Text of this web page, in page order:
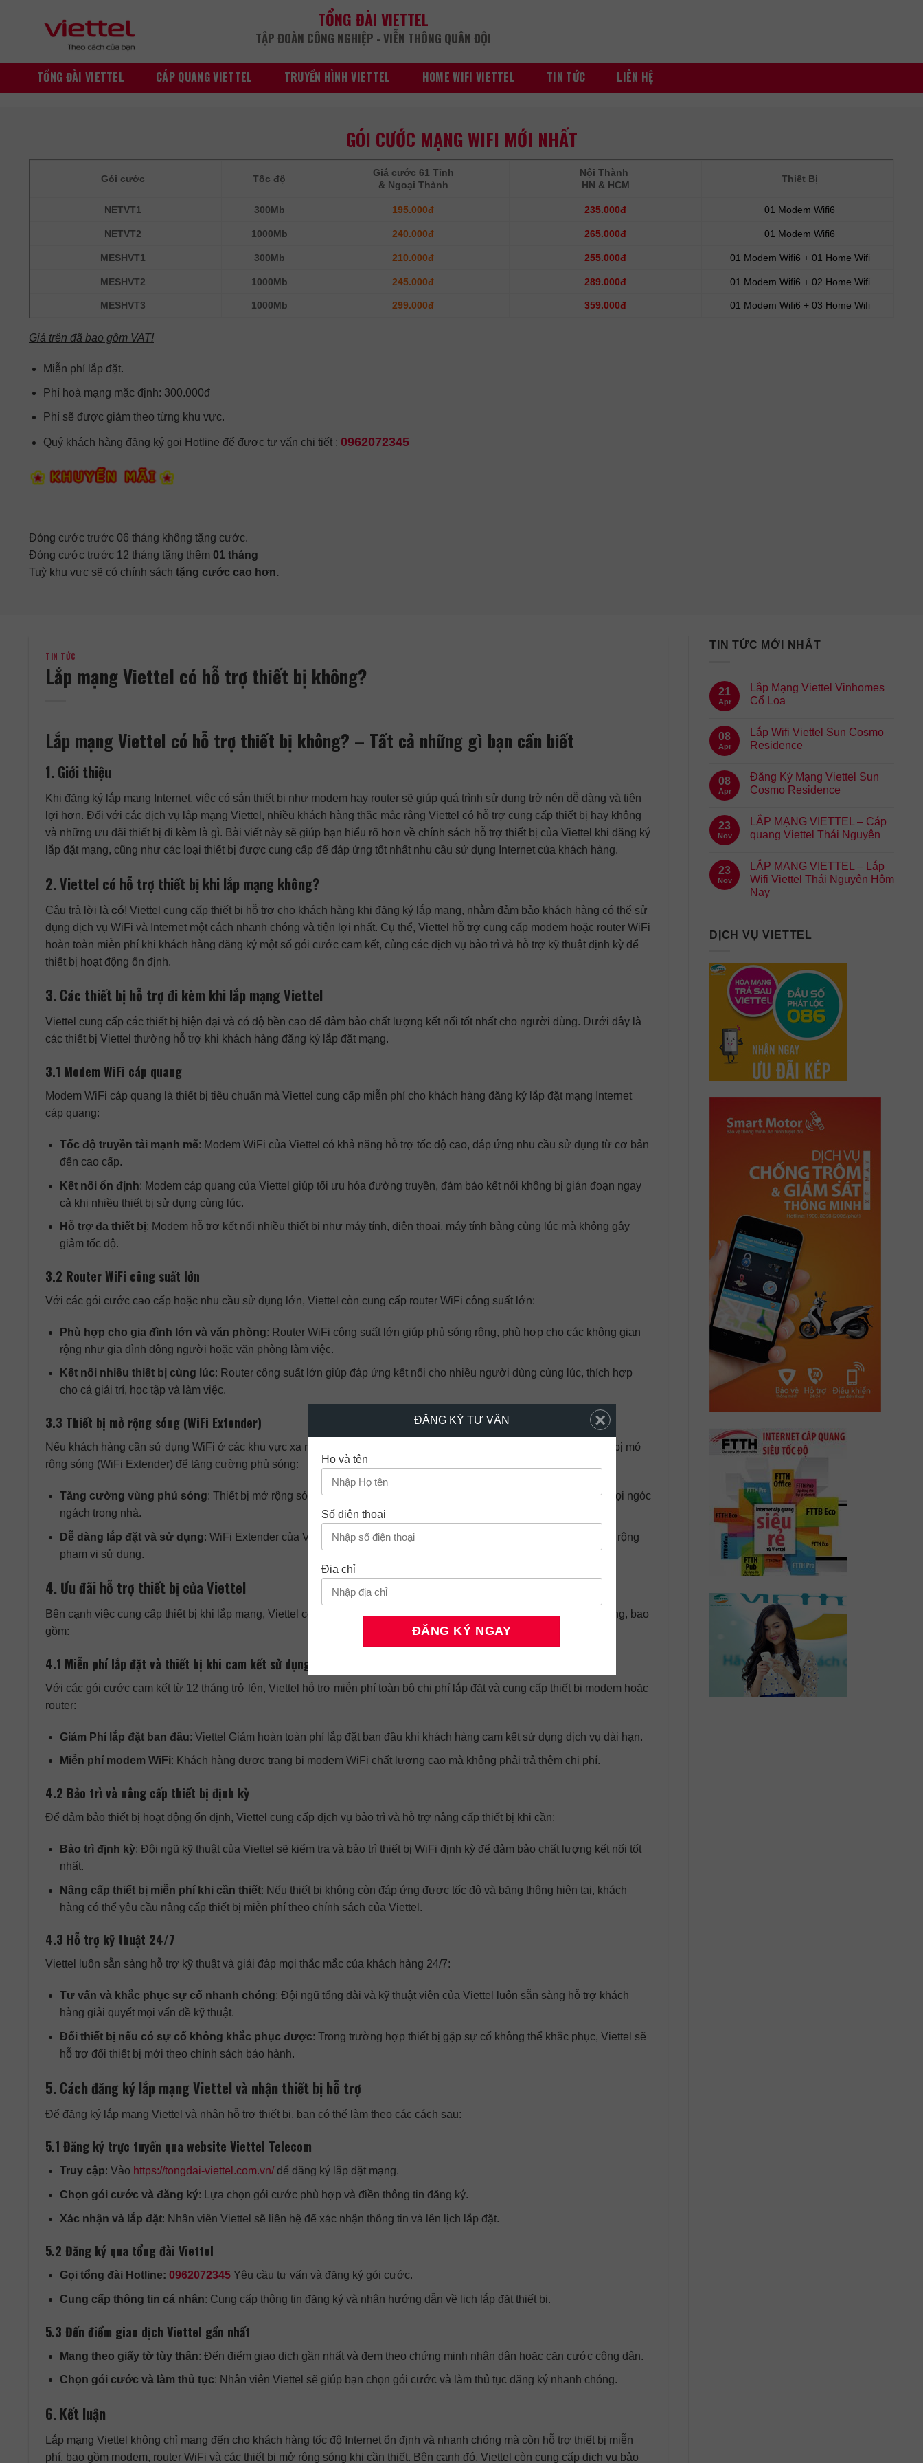
TỔNG ĐÀI VIETTEL
TẬP ĐOÀN CÔNG NGHIỆP - VIỄN THÔNG QUÂN ĐỘI
TỔNG ĐÀI VIETTEL CÁP QUANG VIETTEL TRUYỀN HÌNH VIETTEL HOME WIFI VIETTEL TIN TỨC LIÊN HỆ
GÓI CƯỚC MẠNG WIFI MỚI NHẤT
Gói cước Tốc độ
Giá cước 61 Tỉnh
& Ngoại Thành
Nội Thành
HN & HCM
Thiết Bị
NETVT1 300Mb 195.000đ 235.000đ 01 Modem Wifi6
NETVT2 1000Mb 240.000đ 265.000đ 01 Modem Wifi6
MESHVT1 300Mb 210.000đ 255.000đ 01 Modem Wifi6 + 01 Home Wifi
MESHVT2 1000Mb 245.000đ 289.000đ 01 Modem Wifi6 + 02 Home Wifi
MESHVT3 1000Mb 299.000đ 359.000đ 01 Modem Wifi6 + 03 Home Wifi
Giá trên đã bao gồm VAT!
Miễn phí lắp đặt.
Phí hoà mạng mặc định: 300.000đ
Phí sẽ được giảm theo từng khu vực.
Quý khách hàng đăng ký gọi Hotline để được tư vấn chi tiết : 0962072345
Đóng cước trước 06 tháng không tặng cước.
Đóng cước trước 12 tháng tặng thêm 01 tháng
Tuỳ khu vực sẽ có chính sách tặng cước cao hơn.
TIN TỨC
Lắp mạng Viettel có hỗ trợ thiết bị không?
Lắp mạng Viettel có hỗ trợ thiết bị không? – Tất cả những gì bạn cần biết
1. Giới thiệu
Khi đăng ký lắp mạng Internet, việc có sẵn thiết bị như modem hay router sẽ giúp quá trình sử dụng trở nên dễ dàng và tiện
lợi hơn. Đối với các dịch vụ lắp mạng Viettel, nhiều khách hàng thắc mắc rằng Viettel có hỗ trợ cung cấp thiết bị hay không
và những ưu đãi thiết bị đi kèm là gì. Bài viết này sẽ giúp bạn hiểu rõ hơn về chính sách hỗ trợ thiết bị của Viettel khi đăng ký
lắp đặt mạng, cũng như các loại thiết bị được cung cấp để đáp ứng tốt nhất nhu cầu sử dụng Internet của khách hàng.
2. Viettel có hỗ trợ thiết bị khi lắp mạng không?
Câu trả lời là có! Viettel cung cấp thiết bị hỗ trợ cho khách hàng khi đăng ký lắp mạng, nhằm đảm bảo khách hàng có thể sử
dụng dịch vụ WiFi và Internet một cách nhanh chóng và tiện lợi nhất. Cụ thể, Viettel hỗ trợ cung cấp modem hoặc router WiFi
hoàn toàn miễn phí khi khách hàng đăng ký một số gói cước cam kết, cùng các dịch vụ bảo trì và hỗ trợ kỹ thuật định kỳ để
thiết bị hoạt động ổn định.
3. Các thiết bị hỗ trợ đi kèm khi lắp mạng Viettel
Viettel cung cấp các thiết bị hiện đại và có độ bền cao để đảm bảo chất lượng kết nối tốt nhất cho người dùng. Dưới đây là
các thiết bị Viettel thường hỗ trợ khi khách hàng đăng ký lắp đặt mạng.
3.1 Modem WiFi cáp quang
Modem WiFi cáp quang là thiết bị tiêu chuẩn mà Viettel cung cấp miễn phí cho khách hàng đăng ký lắp đặt mạng Internet
cáp quang:
Tốc độ truyền tải mạnh mẽ: Modem WiFi của Viettel có khả năng hỗ trợ tốc độ cao, đáp ứng nhu cầu sử dụng từ cơ bản
đến cao cấp.
Kết nối ổn định: Modem cáp quang của Viettel giúp tối ưu hóa đường truyền, đảm bảo kết nối không bị gián đoạn ngay
cả khi nhiều thiết bị sử dụng cùng lúc.
Hỗ trợ đa thiết bị: Modem hỗ trợ kết nối nhiều thiết bị như máy tính, điện thoại, máy tính bảng cùng lúc mà không gây
giảm tốc độ.
3.2 Router WiFi công suất lớn
Với các gói cước cao cấp hoặc nhu cầu sử dụng lớn, Viettel còn cung cấp router WiFi công suất lớn:
Phù hợp cho gia đình lớn và văn phòng: Router WiFi công suất lớn giúp phủ sóng rộng, phù hợp cho các không gian
rộng như gia đình đông người hoặc văn phòng làm việc.
Kết nối nhiều thiết bị cùng lúc: Router công suất lớn giúp đáp ứng kết nối cho nhiều người dùng cùng lúc, thích hợp
cho cả giải trí, học tập và làm việc.
3.3 Thiết bị mở rộng sóng (WiFi Extender)
Nếu khách hàng cần sử dụng WiFi ở các khu vực xa modem hoặc có nhà nhiều tầng, Viettel cung cấp thêm các thiết bị mở
rộng sóng (WiFi Extender) để tăng cường phủ sóng:
Tăng cường vùng phủ sóng: Thiết bị mở rộng sóng giúp tín hiệu WiFi phủ rộng hơn, đảm bảo tín hiệu mạnh ở mọi ngóc
ngách trong nhà.
Dễ dàng lắp đặt và sử dụng: WiFi Extender của Viettel dễ dàng lắp đặt và có thể kết nối với modem chính để mở rộng
phạm vi sử dụng.
4. Ưu đãi hỗ trợ thiết bị của Viettel
Bên cạnh việc cung cấp thiết bị khi lắp mạng, Viettel còn mang đến nhiều ưu đãi hỗ trợ thiết bị hấp dẫn cho khách hàng, bao
gồm:
4.1 Miễn phí lắp đặt và thiết bị khi cam kết sử dụng
Với các gói cước cam kết từ 12 tháng trở lên, Viettel hỗ trợ miễn phí toàn bộ chi phí lắp đặt và cung cấp thiết bị modem hoặc
router:
Giảm Phí lắp đặt ban đầu: Viettel Giảm hoàn toàn phí lắp đặt ban đầu khi khách hàng cam kết sử dụng dịch vụ dài hạn.
Miễn phí modem WiFi: Khách hàng được trang bị modem WiFi chất lượng cao mà không phải trả thêm chi phí.
4.2 Bảo trì và nâng cấp thiết bị định kỳ
Để đảm bảo thiết bị hoạt động ổn định, Viettel cung cấp dịch vụ bảo trì và hỗ trợ nâng cấp thiết bị khi cần:
Bảo trì định kỳ: Đội ngũ kỹ thuật của Viettel sẽ kiểm tra và bảo trì thiết bị WiFi định kỳ để đảm bảo chất lượng kết nối tốt
nhất.
Nâng cấp thiết bị miễn phí khi cần thiết: Nếu thiết bị không còn đáp ứng được tốc độ và băng thông hiện tại, khách
hàng có thể yêu cầu nâng cấp thiết bị miễn phí theo chính sách của Viettel.
4.3 Hỗ trợ kỹ thuật 24/7
Viettel luôn sẵn sàng hỗ trợ kỹ thuật và giải đáp mọi thắc mắc của khách hàng 24/7:
Tư vấn và khắc phục sự cố nhanh chóng: Đội ngũ tổng đài và kỹ thuật viên của Viettel luôn sẵn sàng hỗ trợ khách
hàng giải quyết mọi vấn đề kỹ thuật.
Đổi thiết bị nếu có sự cố không khắc phục được: Trong trường hợp thiết bị gặp sự cố không thể khắc phục, Viettel sẽ
hỗ trợ đổi thiết bị mới theo chính sách bảo hành.
5. Cách đăng ký lắp mạng Viettel và nhận thiết bị hỗ trợ
Để đăng ký lắp mạng Viettel và nhận hỗ trợ thiết bị, bạn có thể làm theo các cách sau:
5.1 Đăng ký trực tuyến qua website Viettel Telecom
Truy cập: Vào https://tongdai-viettel.com.vn/để đăng ký lắp đặt mạng.
Chọn gói cước và đăng ký: Lựa chọn gói cước phù hợp và điền thông tin đăng ký.
Xác nhận và lắp đặt: Nhân viên Viettel sẽ liên hệ để xác nhận thông tin và lên lịch lắp đặt.
5.2 Đăng ký qua tổng đài Viettel
Gọi tổng đài Hotline: 0962072345Yêu cầu tư vấn và đăng ký gói cước.
Cung cấp thông tin cá nhân: Cung cấp thông tin đăng ký và nhận hướng dẫn về lịch lắp đặt thiết bị.
5.3 Đến điểm giao dịch Viettel gần nhất
Mang theo giấy tờ tùy thân: Đến điểm giao dịch gần nhất và đem theo chứng minh nhân dân hoặc căn cước công dân.
Chọn gói cước và làm thủ tục: Nhân viên Viettel sẽ giúp bạn chọn gói cước và làm thủ tục đăng ký nhanh chóng.
6. Kết luận
Lắp mạng Viettel không chỉ mang đến cho khách hàng tốc độ Internet ổn định và nhanh chóng mà còn hỗ trợ thiết bị miễn
phí, bao gồm modem, router WiFi và các thiết bị mở rộng sóng khi cần thiết. Bên cạnh đó, Viettel còn cung cấp dịch vụ bảo
TIN TỨC MỚI NHẤT
21
Apr
Lắp Mạng Viettel Vinhomes
Cổ Loa
08
Apr
Lắp Wifi Viettel Sun Cosmo
Residence
08
Apr
Đăng Ký Mạng Viettel Sun
Cosmo Residence
23
Nov
LẮP MẠNG VIETTEL – Cáp
quang Viettel Thái Nguyên
23
Nov
LẮP MẠNG VIETTEL – Lắp
Wifi Viettel Thái Nguyên Hôm
Nay
DỊCH VỤ VIETTEL
ĐĂNG KÝ TƯ VẤN
Họ và tên
Số điện thoại
Địa chỉ
×